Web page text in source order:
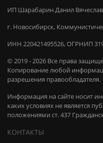
ИП Шарабарин Данил
г. Новосибирск,
ИНН 220421495526, ОГРНИП
© 2019 - 2026 Все права
Копирование любой
разрешения правообладателя.
Информация на сайте носит
каких условиях не является
положениями ст. 437
КОНТАКТЫ